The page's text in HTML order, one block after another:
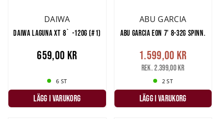
DAIWA
DAIWA LAGUNA XT 8` -120G (#1)
659,00 kr
6 ST
LÄGG I VARUKORG
ABU GARCIA
ABU GARCIA EON 7' 8-32G SPINN.
1.599,00 kr
Rek. 2.399,00 kr
2 ST
LÄGG I VARUKORG